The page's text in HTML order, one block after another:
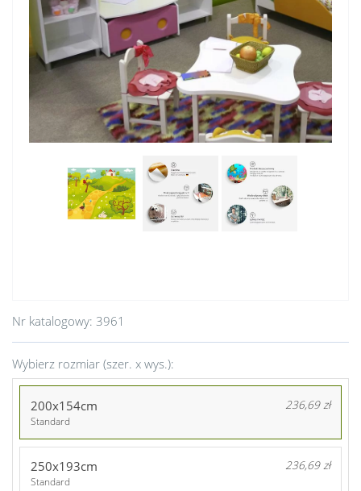
Nr katalogowy: 3961
Wybierz rozmiar (szer. x wys.):
200x154cm 236,69 zł
Standard
250x193cm 236,69 zł
Standard